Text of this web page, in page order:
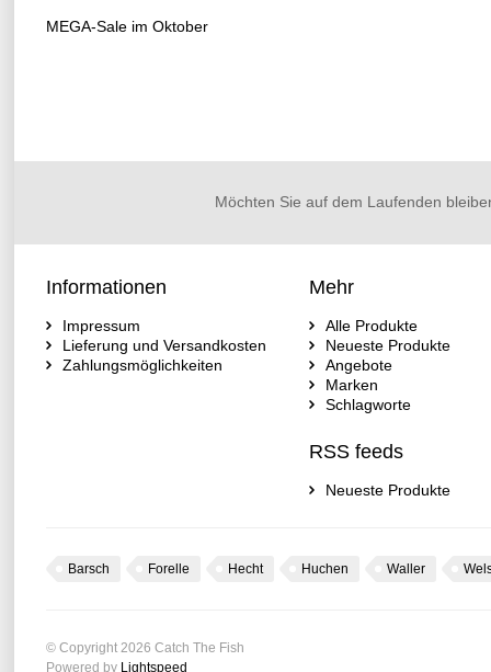
MEGA-Sale im Oktober
Möchten Sie auf dem Laufenden
Informationen
Impressum
Lieferung und Versandkosten
Zahlungsmöglichkeiten
Mehr
Alle Produkte
Neueste Produkte
Angebote
Marken
Schlagworte
RSS feeds
Neueste Produkte
Barsch Forelle Hecht Huchen Waller
© Copyright 2026 Catch The Fish
Powered by Lightspeed